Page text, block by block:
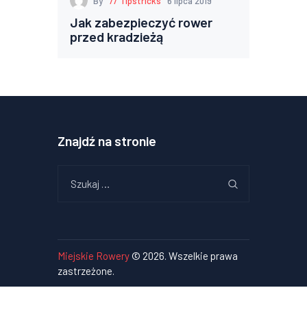
Jak zabezpieczyć rower
przed kradzieżą
Znajdź na stronie
Miejskie Rowery © 2026. Wszelkie prawa
zastrzeżone.